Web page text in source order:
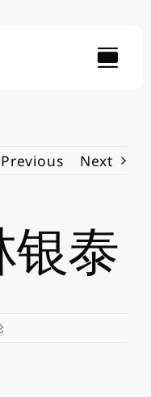
Previous Next
银泰